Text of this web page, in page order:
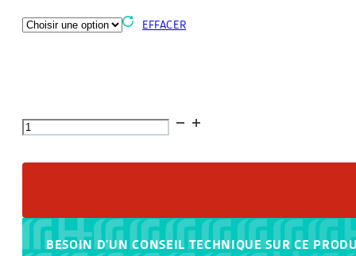
EFFACER
quantité
Lest
contrôle
BESOIN D'UN CONSEIL TECHNIQUE SUR CE